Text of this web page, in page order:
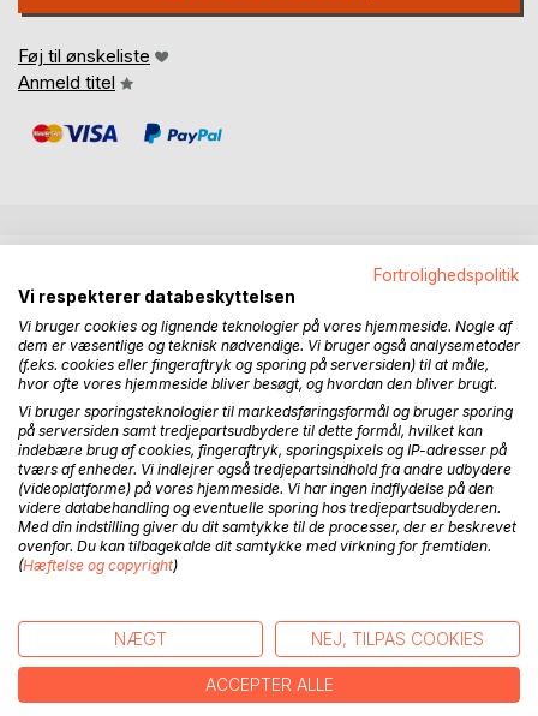
Føj til ønskeliste
Anmeld titel
Der er nogen, der går meget op i forskellen på selvværd og
selvtillid. Andre gør ikke. I denne bog beskriver forfatteren,
hvorfor begge dele kan være godt i forskellige situationer.
Som det er tilfældet med mange emner indenfor psykologi
verdenen, så beskæftiger man sig først med dem, når
noget er galt. Flemming Jensen tager det modsatte
udgangspunkt. Hvordan har mennesker med højt selvværd
erhvervet dette? Her det noget, man opbygger, eller er det
kun i tilfælde, hvor der er sket noget, der får et mennesket
Med udgangspunkt i Dominans-velvære teorien giver
Flemming Jensen sit bud på, hvad det er, der sker, når man
Fortrolighedspolitik
Vi respekterer databeskyttelsen
Vi bruger cookies og lignende teknologier på vores hjemmeside. Nogle af
dem er væsentlige og teknisk nødvendige. Vi bruger også analysemetoder
(f.eks. cookies eller fingeraftryk og sporing på serversiden) til at måle,
hvor ofte vores hjemmeside bliver besøgt, og hvordan den bliver brugt.
Vi bruger sporingsteknologier til markedsføringsformål og bruger sporing
på serversiden samt tredjepartsudbydere til dette formål, hvilket kan
indebære brug af cookies, fingeraftryk, sporingspixels og IP-adresser på
tværs af enheder. Vi indlejrer også tredjepartsindhold fra andre udbydere
(videoplatforme) på vores hjemmeside. Vi har ingen indflydelse på den
videre databehandling og eventuelle sporing hos tredjepartsudbyderen.
Med din indstilling giver du dit samtykke til de processer, der er beskrevet
ovenfor. Du kan tilbagekalde dit samtykke med virkning for fremtiden.
(Hæftelse og copyright)
NÆGT NEJ, TILPAS COOKIES
ACCEPTER ALLE